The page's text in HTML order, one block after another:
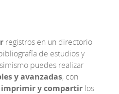
registros en un directorio
de estudios y
puedes realizar
y avanzadas, con
imprimir y compartir los